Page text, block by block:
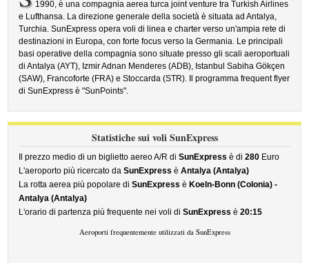
1990, è una compagnia aerea turca joint venture tra Turkish Airlines
e Lufthansa. La direzione generale della società è situata ad Antalya,
Turchia. SunExpress opera voli di linea e charter verso un'ampia rete di
destinazioni in Europa, con forte focus verso la Germania. Le principali
basi operative della compagnia sono situate presso gli scali aeroportuali
di Antalya (AYT), Izmir Adnan Menderes (ADB), Istanbul Sabiha Gökçen
(SAW), Francoforte (FRA) e Stoccarda (STR). Il programma frequent flyer
di SunExpress è "SunPoints".
Statistiche sui voli SunExpress
Il prezzo medio di un biglietto aereo A/R diSunExpress è di280 Euro
L'aeroporto più ricercato daSunExpress èAntalya (Antalya)
La rotta aerea più popolare diSunExpress è Koeln-Bonn (Colonia) -
Antalya (Antalya)
L'orario di partenza più frequente nei voli diSunExpress è20:15
Aeroporti frequentemente utilizzati da SunExpress